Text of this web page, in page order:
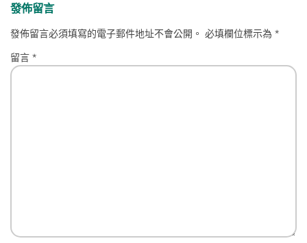
發佈留言
發佈留言必須填寫的電子郵件地址不會公開。 必填欄位標示為*
留言*